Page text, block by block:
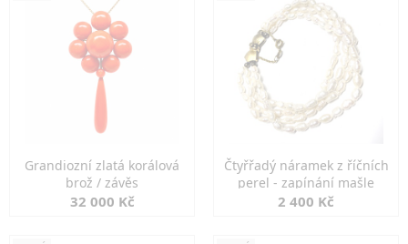
Grandiozní zlatá korálová
brož / závěs
32 000 Kč
Čtyřřadý náramek z říčních
perel - zapínání mašle
2 400 Kč